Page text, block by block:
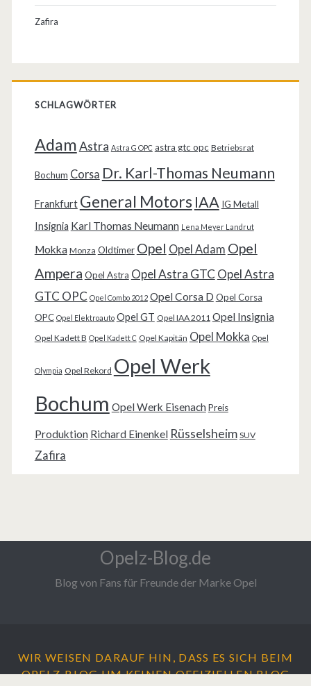
Zafira
SCHLAGWÖRTER
AdamAstra Astra G OPC astra gtc opc Betriebsrat
Bochum Corsa Dr. Karl-Thomas Neumann
Frankfurt General Motors IAA IG Metall
Insignia Karl Thomas Neumann Lena Meyer Landrut
Mokka Monza Oldtimer Opel Opel Adam Opel
Ampera Opel Astra Opel Astra GTC Opel Astra
GTC OPC Opel Combo 2012 Opel Corsa D Opel Corsa
OPC Opel Elektroauto Opel GT Opel IAA 2011 Opel Insignia
Opel Kadett B Opel Kadett C Opel Kapitän Opel Mokka Opel
Olympia Opel Rekord Opel Werk
Bochum Opel Werk Eisenach Preis
Produktion Richard Einenkel Rüsselsheim SUV
Zafira
Opelz-Blog.de
Blog von Fans für Freunde der Marke Opel
WIR WEISEN DARAUF HIN, DASS ES SICH BEIM
OPELZ-BLOG UMKEINENOFFIZIELLEN BLOG